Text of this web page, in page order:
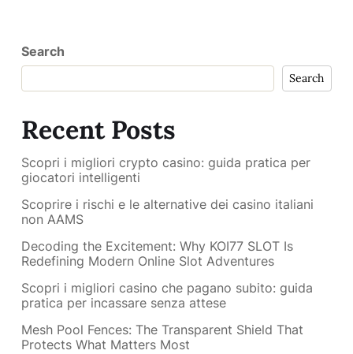
Search
Search
Recent Posts
Scopri i migliori crypto casino: guida pratica per
giocatori intelligenti
Scoprire i rischi e le alternative dei casino italiani
non AAMS
Decoding the Excitement: Why KOI77 SLOT Is
Redefining Modern Online Slot Adventures
Scopri i migliori casino che pagano subito: guida
pratica per incassare senza attese
Mesh Pool Fences: The Transparent Shield That
Protects What Matters Most